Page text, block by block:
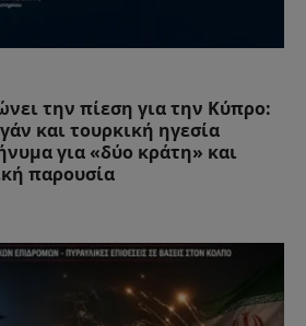
την πίεση για την Κύπρο:
και τουρκική ηγεσία
για «δύο κράτη» και
παρουσία